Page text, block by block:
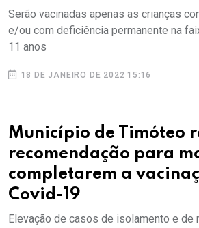
Serão vacinadas apenas as crianças
e/ou com deficiência permanente na
11 anos
18 DE JANEIRO DE 2022 15:16
Município de Timóteo
recomendação para
completarem a
Covid-19
Elevação de casos de isolamento e de